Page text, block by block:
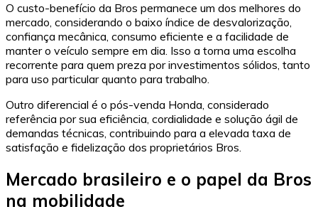
O custo-benefício da Bros permanece um dos melhores do
mercado, considerando o baixo índice de desvalorização,
confiança mecânica, consumo eficiente e a facilidade de
manter o veículo sempre em dia. Isso a torna uma escolha
recorrente para quem preza por investimentos sólidos, tanto
para uso particular quanto para trabalho.
Outro diferencial é o pós-venda Honda, considerado
referência por sua eficiência, cordialidade e solução ágil de
demandas técnicas, contribuindo para a elevada taxa de
satisfação e fidelização dos proprietários Bros.
Mercado brasileiro e o papel da Bros
na mobilidade